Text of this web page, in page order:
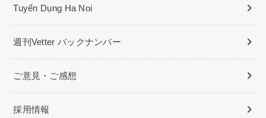
Tuyển Dụng Ha Noi
週刊Vetter バックナンバー
ご意見・ご感想
採用情報